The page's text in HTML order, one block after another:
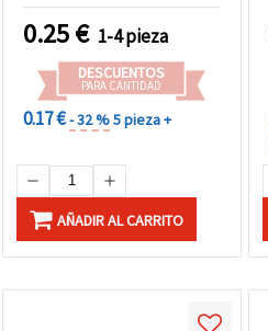
bisutería y manualidades
0.25€ 1-4 pieza
DESCUENTOS
PARA CANTIDAD
0.17 €- 32 %5 pieza +
AÑADIR AL CARRITO